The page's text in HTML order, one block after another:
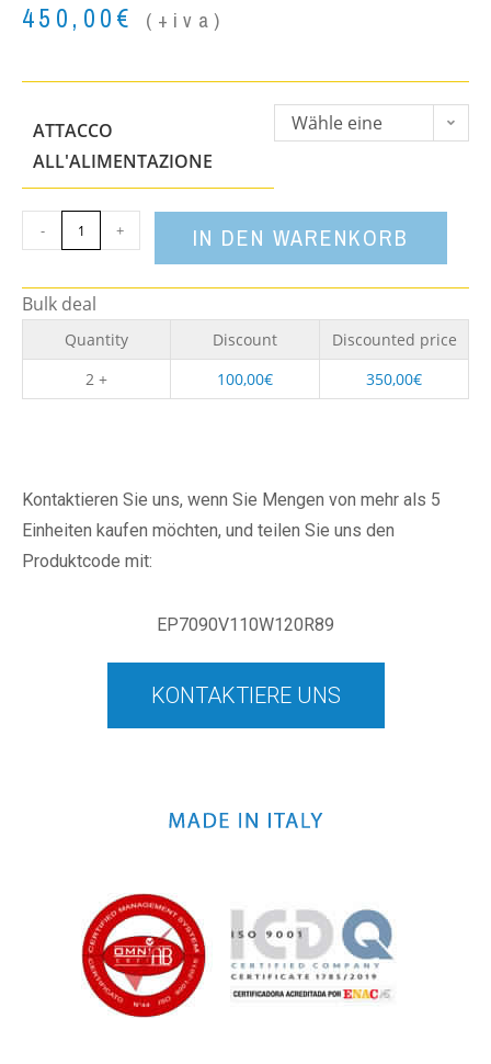
450,00€ (+iva)
ATTACCO
ALL'ALIMENTAZIONE
Wähle eine
- + IN DEN WARENKORB
Bulk deal
Quantity Discount
Discounted price
2 +
100,00€ 350,00€
Kontaktieren Sie uns, wenn Sie Mengen von mehr als 5
Einheiten kaufen möchten, und teilen Sie uns den
Produktcode mit:
EP7090V110W120R89
KONTAKTIERE UNS